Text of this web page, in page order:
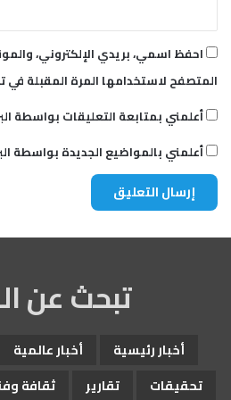
احفظ اسمي، بريدي الإلكتروني،
المتصفح لاستخدامها المرة المقبلة في
أعلمني بمتابعة التعليقات بواسطة
أعلمني بالمواضيع الجديدة بواسطة
تبحث عن
أخبار رئيسية أخبار عالمية
تحقيقات
تقارير ثقافة